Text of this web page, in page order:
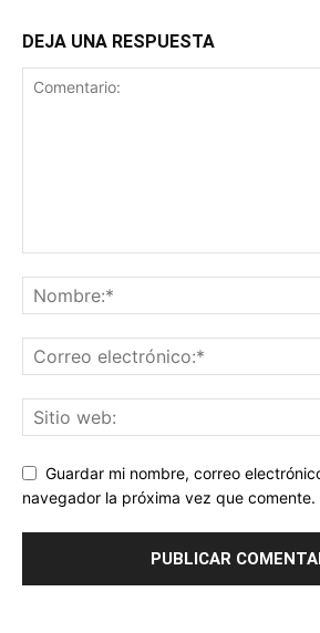
DEJA UNA RESPUESTA
Guardar mi nombre, correo
navegador la próxima vez que comente.